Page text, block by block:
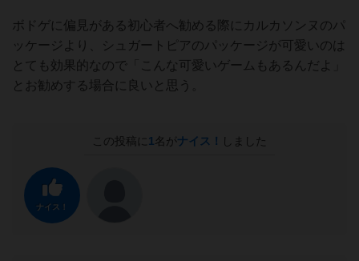
ボドゲに偏見がある初心者へ勧める際にカルカソンヌのパ
ッケージより、シュガートピアのパッケージが可愛いのは
とても効果的なので「こんな可愛いゲームもあるんだよ」
とお勧めする場合に良いと思う。
この投稿に 1 名がナイス！ しました
ナイス！